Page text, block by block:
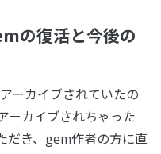
の復活と今後の
ーカイブされていたの
ーカイブされちゃった
だき、gem作者の方に直